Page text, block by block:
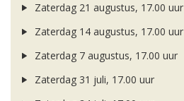
Zaterdag 21 augustus, 17.00 uur
Zaterdag 14 augustus, 17.00 uur
Zaterdag 7 augustus, 17.00 uur
Zaterdag 31 juli, 17.00 uur